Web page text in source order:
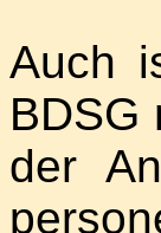
Auch
BDSG
der